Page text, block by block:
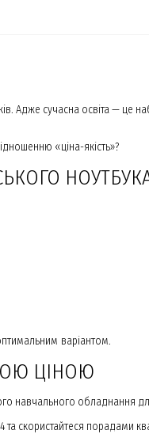
Адже сучасна освіта — це
«ціна-якість»?
варіантом.
ЦІНОЮ
навчального обладнання
скористайтеся порадами